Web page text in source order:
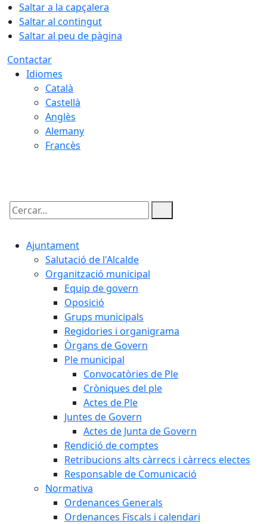
Saltar a la capçalera
Saltar al contingut
Saltar al peu de pàgina
Contactar
Idiomes
Català
Castellà
Anglès
Alemany
Francès
Cercar:
Ajuntament
Salutació de l'Alcalde
Organització municipal
Equip de govern
Oposició
Grups municipals
Regidories i organigrama
Òrgans de Govern
Ple municipal
Convocatòries de Ple
Cròniques del ple
Actes de Ple
Juntes de Govern
Actes de Junta de Govern
Rendició de comptes
Retribucions alts càrrecs i càrrecs electes
Responsable de Comunicació
Normativa
Ordenances Generals
Ordenances Fiscals i calendari